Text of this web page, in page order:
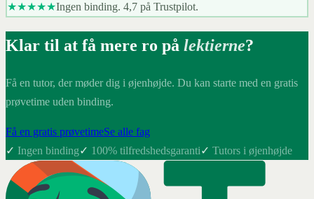
★★★★★Ingen binding. 4,7 på Trustpilot.
Klar til at få mere ro på lektierne?
Få en tutor, der møder dig i øjenhøjde. Du kan starte med en gratis
prøvetime uden binding.
Få en gratis prøvetimeSe alle fag
✓ Ingen binding✓ 100% tilfredshedsgaranti✓ Tutors i øjenhøjde